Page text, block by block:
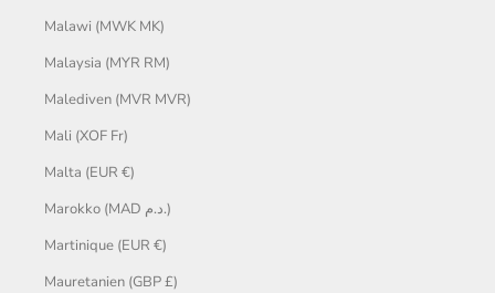
Malawi (MWK MK)
Malaysia (MYR RM)
Malediven (MVR MVR)
Mali (XOF Fr)
Malta (EUR €)
Marokko (MAD د.م.)
Martinique (EUR €)
Mauretanien (GBP £)